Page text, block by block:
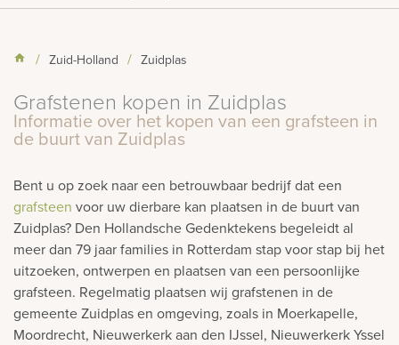
Zuid-Holland Zuidplas
Grafstenen kopen in Zuidplas
Informatie over het kopen van een grafsteen in
de buurt van Zuidplas
Bent u op zoek naar een betrouwbaar bedrijf dat een
grafsteen voor uw dierbare kan plaatsen in de buurt van
Zuidplas? Den Hollandsche Gedenktekens begeleidt al
meer dan 79 jaar families in Rotterdam stap voor stap bij het
uitzoeken, ontwerpen en plaatsen van een persoonlijke
grafsteen. Regelmatig plaatsen wij grafstenen in de
gemeente Zuidplas en omgeving, zoals in Moerkapelle,
Moordrecht, Nieuwerkerk aan den IJssel, Nieuwerkerk Yssel